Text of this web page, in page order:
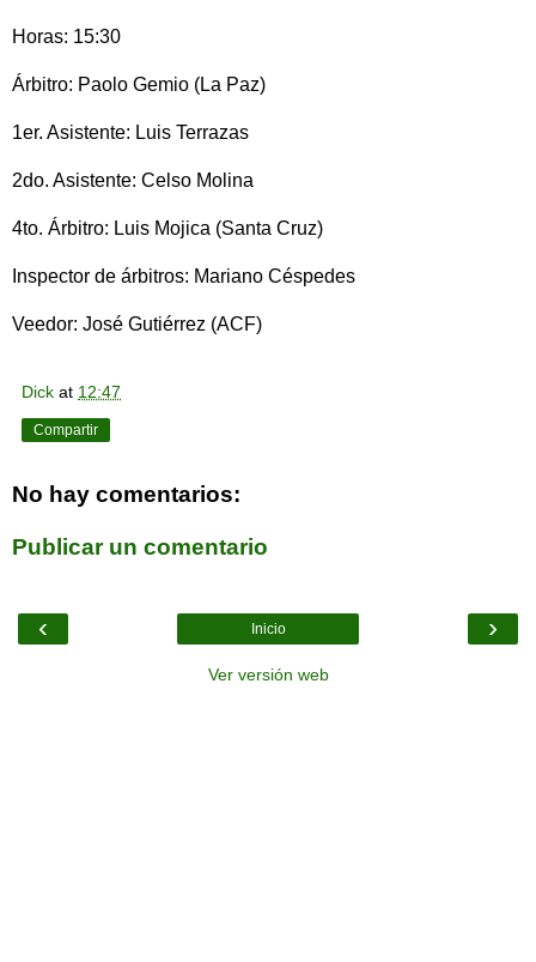
Horas: 15:30
Árbitro: Paolo Gemio (La Paz)
1er. Asistente: Luis Terrazas
2do. Asistente: Celso Molina
4to. Árbitro: Luis Mojica (Santa Cruz)
Inspector de árbitros: Mariano Céspedes
Veedor: José Gutiérrez (ACF)
Dick at 12:47
Compartir
No hay comentarios:
Publicar un comentario
‹ ›
Inicio
Ver versión web